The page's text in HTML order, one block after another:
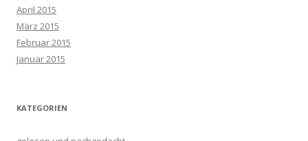
April 2015
März 2015
Februar 2015
Januar 2015
KATEGORIEN